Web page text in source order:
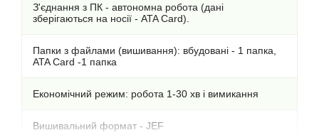
З'єднання з ПК - автономна робота (дані
зберігаються на носії - ATA Card).
Папки з файлами (вишивання): вбудовані - 1 папка,
ATA Card -1 папка
Економічний режим: робота 1-30 хв і вимикання
Вишивальний формат - JEF